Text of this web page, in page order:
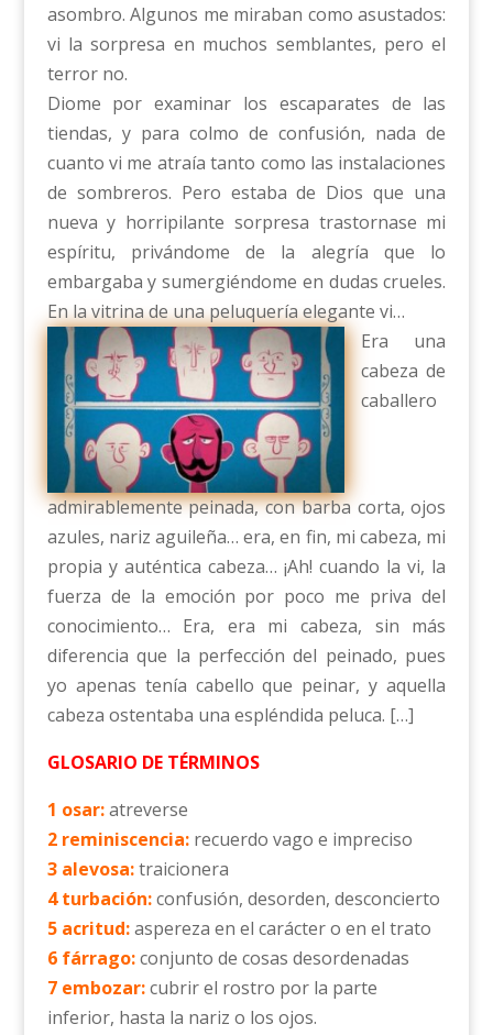
asombro. Algunos me miraban como asustados:
vi la sorpresa en muchos semblantes, pero el
terror no.
Diome por examinar los escaparates de las
tiendas, y para colmo de confusión, nada de
cuanto vi me atraía tanto como las instalaciones
de sombreros. Pero estaba de Dios que una
nueva y horripilante sorpresa trastornase mi
espíritu, privándome de la alegría que lo
embargaba y sumergiéndome en dudas crueles.
En la vitrina de una peluquería elegante vi…
Era una
cabeza de
caballero
admirablemente peinada, con barba corta, ojos
azules, nariz aguileña… era, en fin, mi cabeza, mi
propia y auténtica cabeza… ¡Ah! cuando la vi, la
fuerza de la emoción por poco me priva del
conocimiento… Era, era mi cabeza, sin más
diferencia que la perfección del peinado, pues
yo apenas tenía cabello que peinar, y aquella
cabeza ostentaba una espléndida peluca. […]
GLOSARIO DE TÉRMINOS
1 osar:atreverse
2 reminiscencia:recuerdo vago e impreciso
3 alevosa:traicionera
4 turbación:confusión, desorden, desconcierto
5 acritud:aspereza en el carácter o en el trato
6 fárrago:conjunto de cosas desordenadas
7 embozar:cubrir el rostro por la parte
inferior, hasta la nariz o los ojos.